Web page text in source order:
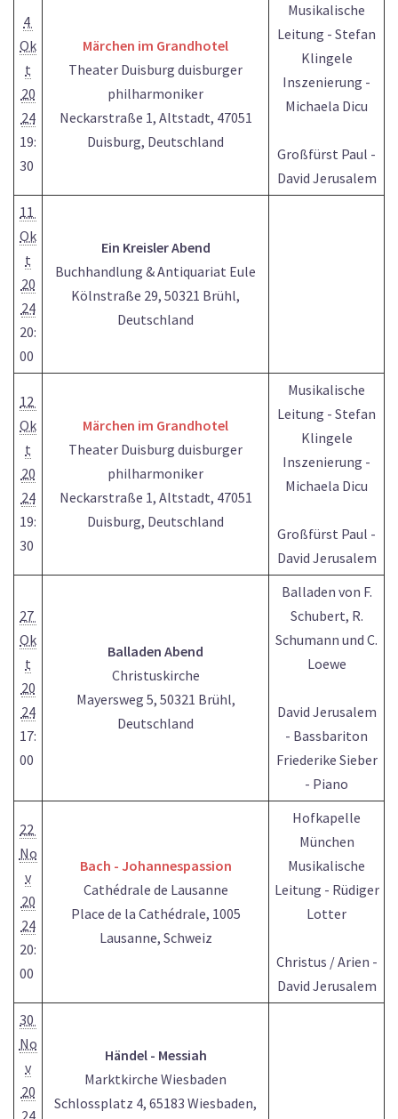
4
Ok
t
20
24
19:
30
Märchen im Grandhotel
Theater Duisburg duisburger
philharmoniker
Neckarstraße 1, Altstadt, 47051
Duisburg, Deutschland
Musikalische
Leitung - Stefan
Klingele
Inszenierung -
Michaela Dicu
Großfürst Paul -
David Jerusalem
11
Ok
t
20
24
20:
00
Ein Kreisler Abend
Buchhandlung & Antiquariat Eule
Kölnstraße 29, 50321 Brühl,
Deutschland
12
Ok
t
20
24
19:
30
Märchen im Grandhotel
Theater Duisburg duisburger
philharmoniker
Neckarstraße 1, Altstadt, 47051
Duisburg, Deutschland
Musikalische
Leitung - Stefan
Klingele
Inszenierung -
Michaela Dicu
Großfürst Paul -
David Jerusalem
27
Ok
t
20
24
17:
00
Balladen Abend
Christuskirche
Mayersweg 5, 50321 Brühl,
Deutschland
Balladen von F.
Schubert, R.
Schumann und C.
Loewe
David Jerusalem
- Bassbariton
Friederike Sieber
- Piano
22
No
v
20
24
20:
00
Bach - Johannespassion
Cathédrale de Lausanne
Place de la Cathédrale, 1005
Lausanne, Schweiz
Hofkapelle
München
Musikalische
Leitung - Rüdiger
Lotter
Christus / Arien -
David Jerusalem
30
No
v
20
Händel - Messiah
Marktkirche Wiesbaden
Schlossplatz 4, 65183 Wiesbaden,